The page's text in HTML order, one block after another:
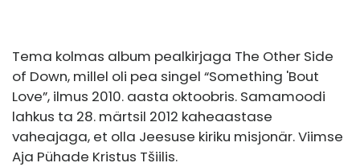
Tema kolmas album pealkirjaga The Other Side
of Down, millel oli pea singel “Something 'Bout
Love”, ilmus 2010. aasta oktoobris. Samamoodi
lahkus ta 28. märtsil 2012 kaheaastase
vaheajaga, et olla Jeesuse kiriku misjonär. Viimse
Aja Pühade Kristus Tšiilis.